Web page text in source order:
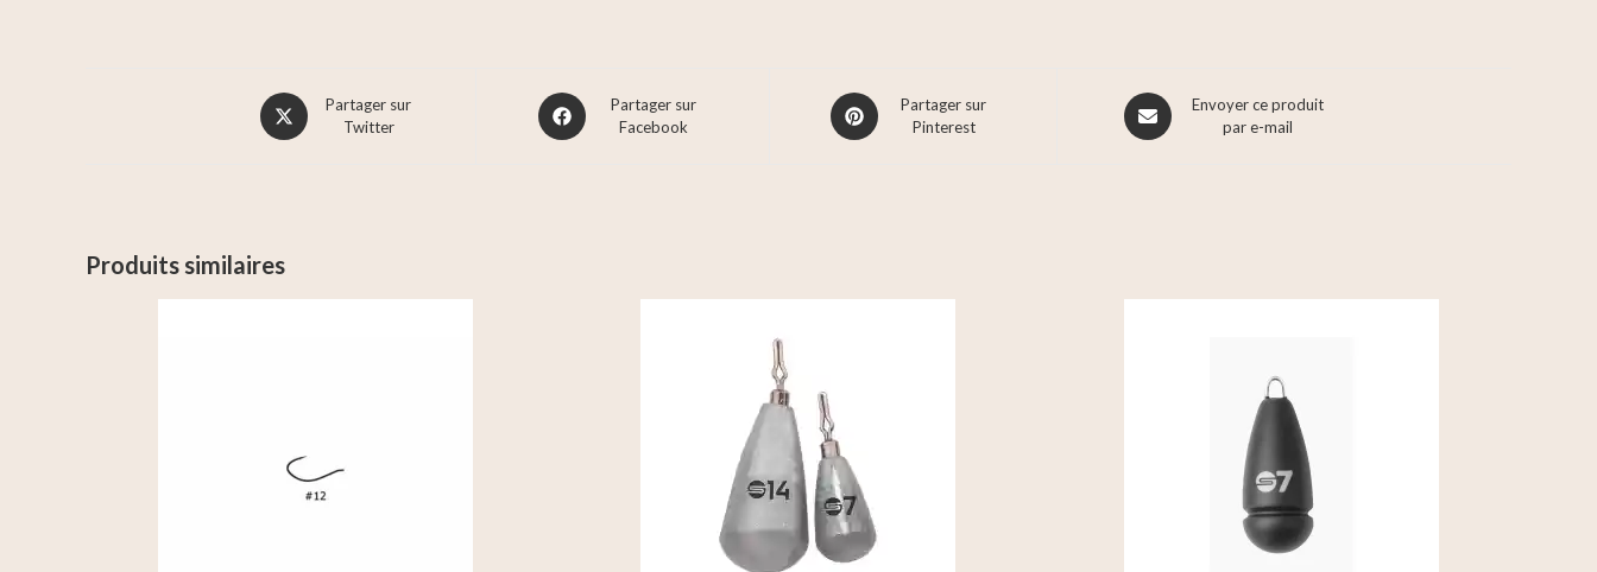
Partager sur
Twitter
Partager sur
Facebook
Partager sur
Pinterest
Envoyer ce produit
par e-mail
Produits similaires